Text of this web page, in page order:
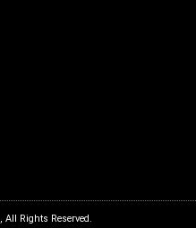
, All Rights Reserved.